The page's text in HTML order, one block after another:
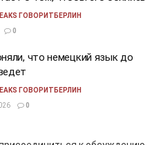
ГОВОРИТБЕРЛИН
0
что немецкий язык до
ГОВОРИТБЕРЛИН
0